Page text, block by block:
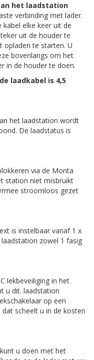
het laadstation
verbinding met lader.
elke keer uit de
uit de houder te
opladen te starten. U
bovenlangs om het
in de houder te doen.
laadkabel is 4,5
het laadstation wordt
De laadstatus is
via de Monta
station niet misbruikt
stroomloos gezet
is instelbaar vanaf 1 x
zowel 1 fasig
lekbeveiliging in het
u dit. laadstation
op een
scheelt u in de kosten
u doen met het